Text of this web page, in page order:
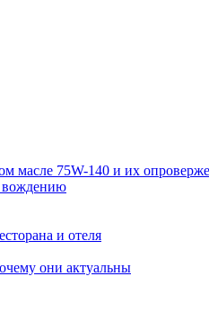
масле 75W-140 и их
вождению
и отеля
они актуальны